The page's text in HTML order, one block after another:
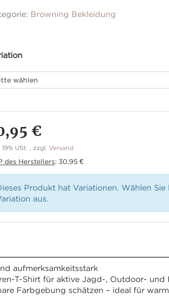
Browning Bekleidung
wählen
€
19% USt. , zzgl. Versand
des Herstellers: 30,95 €
Produkt hat Variationen. Wählen
aus.
aufmerksamkeitsstark
T-Shirt für aktive Jagd-, Outdoor- und
Farbgebung schätzen – ideal für